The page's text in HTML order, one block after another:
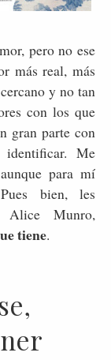
pero no ese
más real, más
y no tan
con los que
gran parte con
Me
para mí
bien, les
Alice Munro,
tiene.